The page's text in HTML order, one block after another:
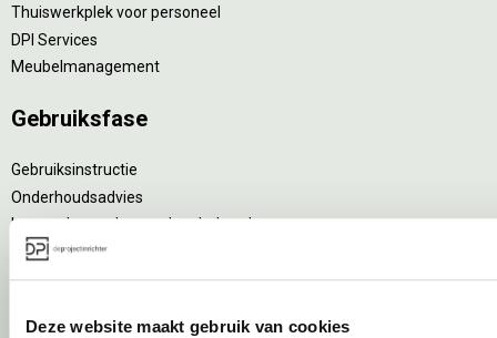
Deze website maakt gebruik van cookies
Thuiswerkplek voor personeel
DPI Services
Meubelmanagement
Gebruiksfase
Gebruiksinstructie
Onderhoudsadvies
Levensduurverlengend onderhoud
Specialistische reiniging
Refurbishment